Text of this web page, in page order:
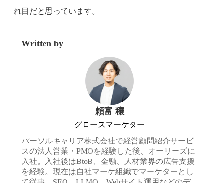
れ目だと思っています。
Written by
頼富 穰
グロースマーケター
パーソルキャリア株式会社で経営顧問紹介サービ
スの法人営業・PMOを経験した後、オーリーズに
入社。入社後はBtoB、金融、人材業界の広告支援
を経験。現在は自社マーケ組織でマーケターとし